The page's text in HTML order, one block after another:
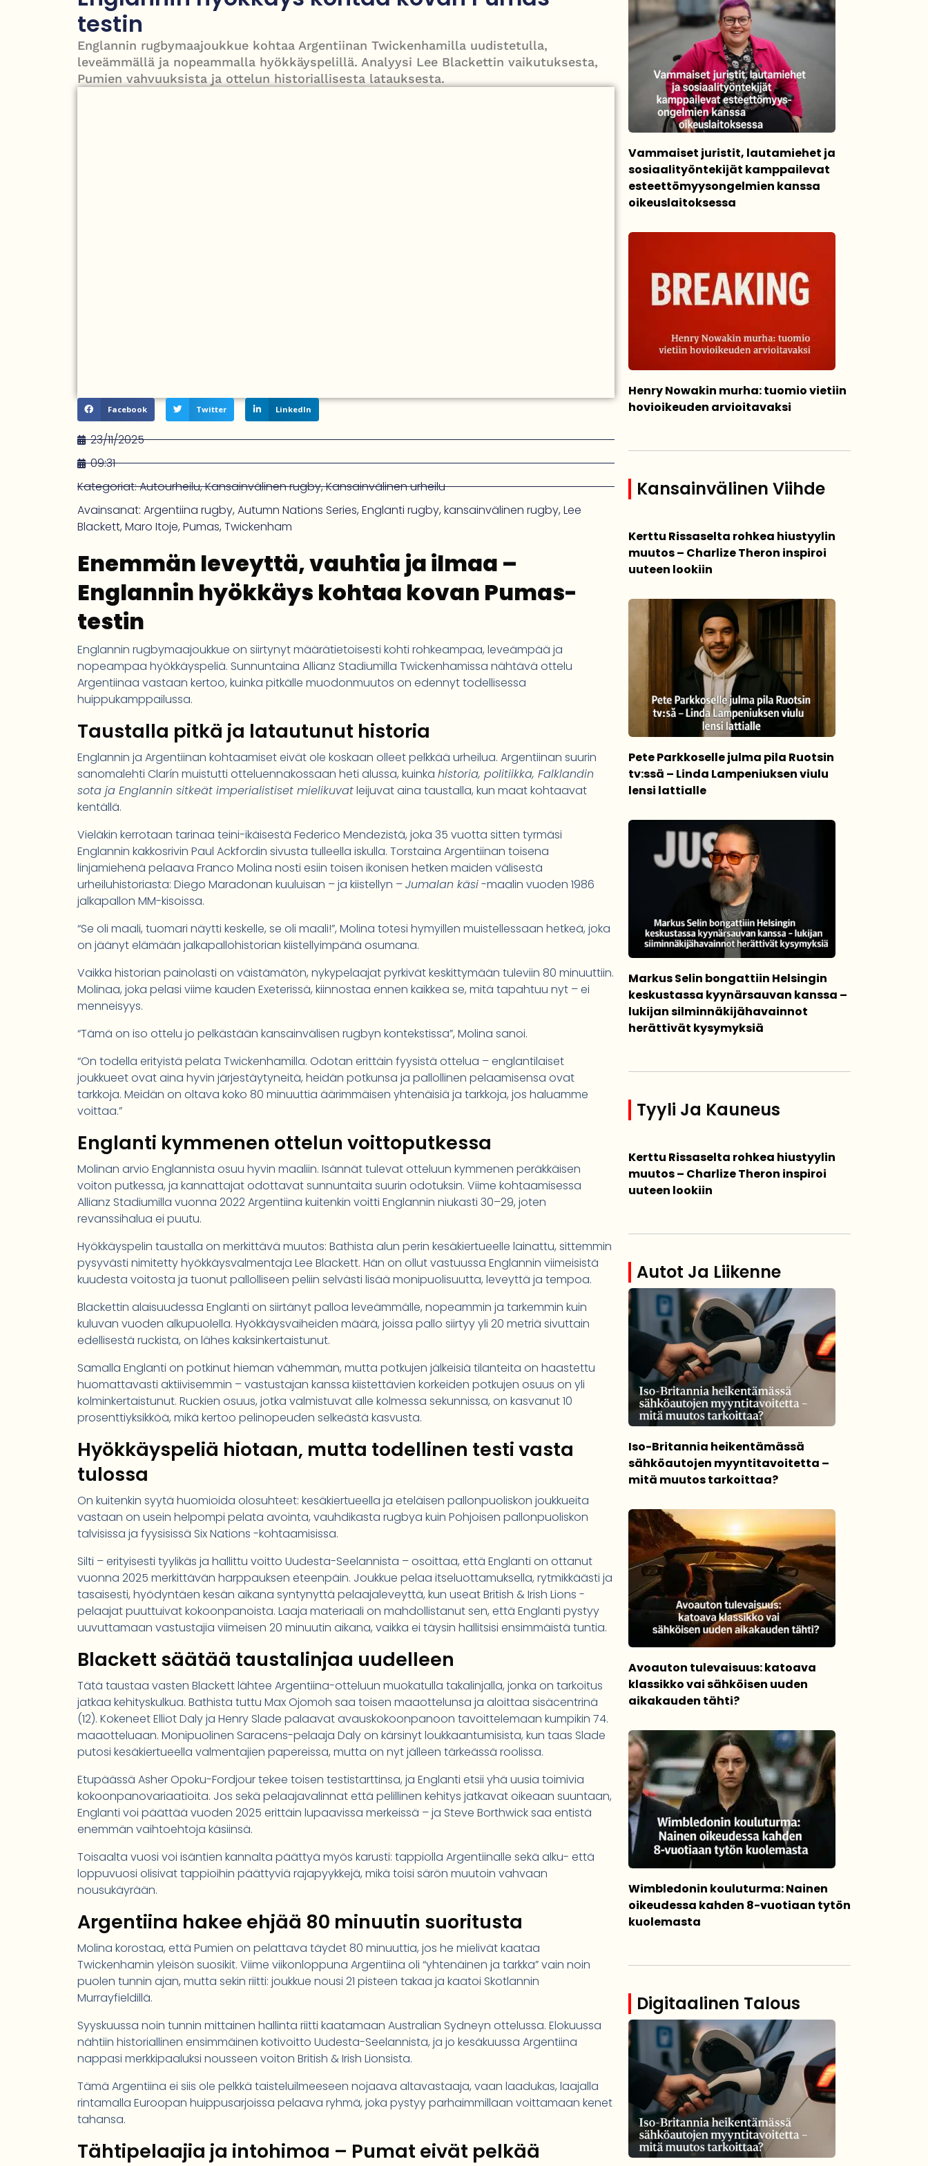
Pekka Hyysalo poseeraa läheisissä tunnelmissa Kaitlin O’Toolen kanssa – taustalla vahva selviytymistarina
testin
Englannin rugbymaajoukkue kohtaa Argentiinan Twickenhamilla uudistetulla,
leveämmällä ja nopeammalla hyökkäyspelillä. Analyysi Lee Blackettin vaikutuksesta,
Pumien vahvuuksista ja ottelun historiallisesta latauksesta.
Facebook Twitter LinkedIn
23/11/2025
09:31
Kategoriat:Autourheilu,Kansainvälinen rugby,Kansainvälinen urheilu
Avainsanat: Argentiina rugby,Autumn Nations Series,Englanti rugby,kansainvälinen rugby,Lee
Blackett,Maro Itoje,Pumas,Twickenham
Enemmän leveyttä, vauhtia ja ilmaa –
Englannin hyökkäys kohtaa kovan Pumas-
testin
Englannin rugbymaajoukkue on siirtynyt määrätietoisesti kohti rohkeampaa, leveämpää ja
nopeampaa hyökkäyspeliä. Sunnuntaina Allianz Stadiumilla Twickenhamissa nähtävä ottelu
Argentiinaa vastaan kertoo, kuinka pitkälle muodonmuutos on edennyt todellisessa
huippukamppailussa.
Taustalla pitkä ja latautunut historia
Englannin ja Argentiinan kohtaamiset eivät ole koskaan olleet pelkkää urheilua. Argentiinan suurin
sanomalehti Clarín muistutti otteluennakossaan heti alussa, kuinka historia, politiikka, Falklandin
sota ja Englannin sitkeät imperialistiset mielikuvatleijuvat aina taustalla, kun maat kohtaavat
kentällä.
Vieläkin kerrotaan tarinaa teini-ikäisestä Federico Mendezistä, joka 35 vuotta sitten tyrmäsi
Englannin kakkosrivin Paul Ackfordin sivusta tulleella iskulla. Torstaina Argentiinan toisena
linjamiehenä pelaava Franco Molina nosti esiin toisen ikonisen hetken maiden välisestä
urheiluhistoriasta: Diego Maradonan kuuluisan – ja kiistellyn –Jumalan käsi-maalin vuoden 1986
jalkapallon MM-kisoissa.
“Se oli maali, tuomari näytti keskelle, se oli maali!”, Molina totesi hymyillen muistellessaan hetkeä, joka
on jäänyt elämään jalkapallohistorian kiistellyimpänä osumana.
Vaikka historian painolasti on väistämätön, nykypelaajat pyrkivät keskittymään tuleviin 80 minuuttiin.
Molinaa, joka pelasi viime kauden Exeterissä, kiinnostaa ennen kaikkea se, mitä tapahtuu nyt – ei
menneisyys.
“Tämä on iso ottelu jo pelkästään kansainvälisen rugbyn kontekstissa”, Molina sanoi.
“On todella erityistä pelata Twickenhamilla. Odotan erittäin fyysistä ottelua – englantilaiset
joukkueet ovat aina hyvin järjestäytyneitä, heidän potkunsa ja pallollinen pelaamisensa ovat
tarkkoja. Meidän on oltava koko 80 minuuttia äärimmäisen yhtenäisiä ja tarkkoja, jos haluamme
voittaa.”
Englanti kymmenen ottelun voittoputkessa
Molinan arvio Englannista osuu hyvin maaliin. Isännät tulevat otteluun kymmenen peräkkäisen
voiton putkessa, ja kannattajat odottavat sunnuntaita suurin odotuksin. Viime kohtaamisessa
Allianz Stadiumilla vuonna 2022 Argentiina kuitenkin voitti Englannin niukasti 30–29, joten
revanssihalua ei puutu.
Hyökkäyspelin taustalla on merkittävä muutos: Bathista alun perin kesäkiertueelle lainattu, sittemmin
pysyvästi nimitetty hyökkäysvalmentaja Lee Blackett. Hän on ollut vastuussa Englannin viimeisistä
kuudesta voitosta ja tuonut pallolliseen peliin selvästi lisää monipuolisuutta, leveyttä ja tempoa.
Blackettin alaisuudessa Englanti on siirtänyt palloa leveämmälle, nopeammin ja tarkemmin kuin
kuluvan vuoden alkupuolella. Hyökkäysvaiheiden määrä, joissa pallo siirtyy yli 20 metriä sivuttain
edellisestä ruckista, on lähes kaksinkertaistunut.
Samalla Englanti on potkinut hieman vähemmän, mutta potkujen jälkeisiä tilanteita on haastettu
huomattavasti aktiivisemmin – vastustajan kanssa kiistettävien korkeiden potkujen osuus on yli
kolminkertaistunut. Ruckien osuus, jotka valmistuvat alle kolmessa sekunnissa, on kasvanut 10
prosenttiyksikköä, mikä kertoo pelinopeuden selkeästä kasvusta.
Hyökkäyspeliä hiotaan, mutta todellinen testi vasta
tulossa
On kuitenkin syytä huomioida olosuhteet: kesäkiertueella ja eteläisen pallonpuoliskon joukkueita
vastaan on usein helpompi pelata avointa, vauhdikasta rugbya kuin Pohjoisen pallonpuoliskon
talvisissa ja fyysisissä Six Nations -kohtaamisissa.
Silti – erityisesti tyylikäs ja hallittu voitto Uudesta-Seelannista – osoittaa, että Englanti on ottanut
vuonna 2025 merkittävän harppauksen eteenpäin. Joukkue pelaa itseluottamuksella, rytmikkäästi ja
tasaisesti, hyödyntäen kesän aikana syntynyttä pelaajaleveyttä, kun useat British & Irish Lions -
pelaajat puuttuivat kokoonpanoista. Laaja materiaali on mahdollistanut sen, että Englanti pystyy
uuvuttamaan vastustajia viimeisen 20 minuutin aikana, vaikka ei täysin hallitsisi ensimmäistä tuntia.
Blackett säätää taustalinjaa uudelleen
Tätä taustaa vasten Blackett lähtee Argentiina-otteluun muokatulla takalinjalla, jonka on tarkoitus
jatkaa kehityskulkua. Bathista tuttu Max Ojomoh saa toisen maaottelunsa ja aloittaa sisäcentrinä
(12). Kokeneet Elliot Daly ja Henry Slade palaavat avauskokoonpanoon tavoittelemaan kumpikin 74.
maaotteluaan. Monipuolinen Saracens-pelaaja Daly on kärsinyt loukkaantumisista, kun taas Slade
putosi kesäkiertueella valmentajien papereissa, mutta on nyt jälleen tärkeässä roolissa.
Etupäässä Asher Opoku-Fordjour tekee toisen testistarttinsa, ja Englanti etsii yhä uusia toimivia
kokoonpanovariaatioita. Jos sekä pelaajavalinnat että pelillinen kehitys jatkavat oikeaan suuntaan,
Englanti voi päättää vuoden 2025 erittäin lupaavissa merkeissä – ja Steve Borthwick saa entistä
enemmän vaihtoehtoja käsiinsä.
Toisaalta vuosi voi isäntien kannalta päättyä myös karusti: tappiolla Argentiinalle sekä alku- että
loppuvuosi olisivat tappioihin päättyviä rajapyykkejä, mikä toisi särön muutoin vahvaan
nousukäyrään.
Argentiina hakee ehjää 80 minuutin suoritusta
Molina korostaa, että Pumien on pelattava täydet 80 minuuttia, jos he mielivät kaataa
Twickenhamin yleisön suosikit. Viime viikonloppuna Argentiina oli “yhtenäinen ja tarkka” vain noin
puolen tunnin ajan, mutta sekin riitti: joukkue nousi 21 pisteen takaa ja kaatoi Skotlannin
Murrayfieldillä.
Syyskuussa noin tunnin mittainen hallinta riitti kaatamaan Australian Sydneyn ottelussa. Elokuussa
nähtiin historiallinen ensimmäinen kotivoitto Uudesta-Seelannista, ja jo kesäkuussa Argentiina
nappasi merkkipaaluksi nousseen voiton British & Irish Lionsista.
Tämä Argentiina ei siis ole pelkkä taisteluilmeeseen nojaava altavastaaja, vaan laadukas, laajalla
rintamalla Euroopan huippusarjoissa pelaava ryhmä, joka pystyy parhaimmillaan voittamaan kenet
tahansa.
Tähtipelaajia ja intohimoa – Pumat eivät pelkää
Vammaiset juristit, lautamiehet ja
sosiaalityöntekijät kamppailevat
esteettömyysongelmien kanssa
oikeuslaitoksessa
Henry Nowakin murha: tuomio vietiin
hovioikeuden arvioitavaksi
Kansainvälinen Viihde
Kerttu Rissaselta rohkea hiustyylin
muutos – Charlize Theron inspiroi
uuteen lookiin
Pete Parkkoselle julma pila Ruotsin
tv:ssä – Linda Lampeniuksen viulu
lensi lattialle
Markus Selin bongattiin Helsingin
keskustassa kyynärsauvan kanssa –
lukijan silminnäkijähavainnot
herättivät kysymyksiä
Tyyli Ja Kauneus
Kerttu Rissaselta rohkea hiustyylin
muutos – Charlize Theron inspiroi
uuteen lookiin
Autot Ja Liikenne
Iso-Britannia heikentämässä
sähköautojen myyntitavoitetta –
mitä muutos tarkoittaa?
Avoauton tulevaisuus: katoava
klassikko vai sähköisen uuden
aikakauden tähti?
Wimbledonin kouluturma: Nainen
oikeudessa kahden 8-vuotiaan tytön
kuolemasta
Digitaalinen Talous